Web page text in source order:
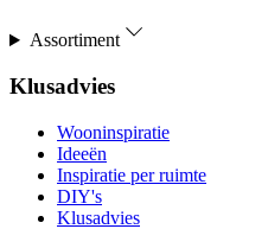
Assortiment
Klusadvies
Wooninspiratie
Ideeën
Inspiratie per ruimte
DIY's
Klusadvies